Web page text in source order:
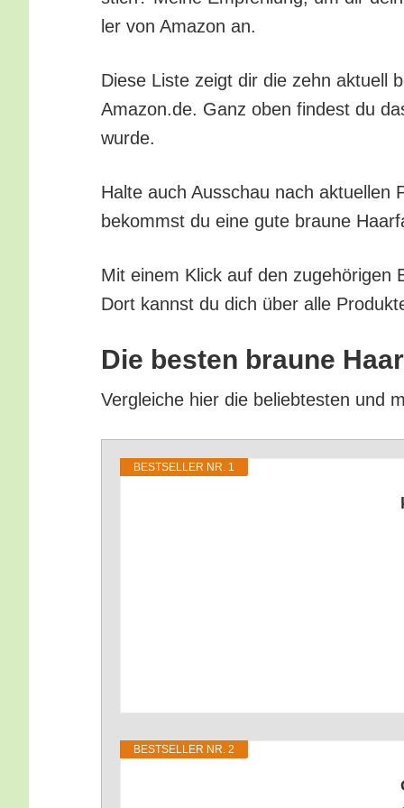
ler von Ama­zon an.
Die­se Lis­te zeigt dir die zehn aktu­ell
Amazon.de. Ganz oben fin­dest du
wurde.
Hal­te auch Aus­schau nach aktu­el­len
bekommst du eine gute brau­ne
Mit einem Klick auf den zuge­hö­ri­gen
Dort kannst du dich über alle
Die bes­ten brau­ne
Ver­glei­che hier die belieb­tes­ten und
BEST­SEL­LER NR. 1
BEST­SEL­LER NR. 2